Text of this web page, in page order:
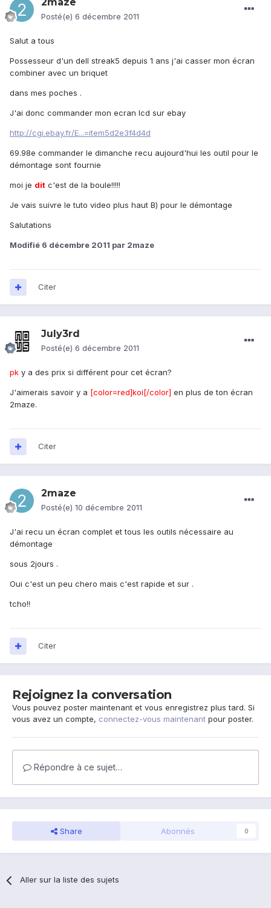
2maze
Posté(e) 6 décembre 2011
Salut a tous
Possesseur d'un dell streak5 depuis 1 ans j'ai casser mon écran
combiner avec un briquet
dans mes poches .
J'ai donc commander mon ecran lcd sur ebay
http://cgi.ebay.fr/E...=item5d2e3f4d4d
69.98e commander le dimanche recu aujourd'hui les outil pour le
démontage sont fournie
moi je dit c'est de la boule!!!!!
Je vais suivre le tuto video plus haut B) pour le démontage
Salutations
Modifié 6 décembre 2011 par 2maze
Citer
July3rd
Posté(e) 6 décembre 2011
pk y a des prix si différent pour cet écran?
J'aimerais savoir y a [color=red]koi[/color] en plus de ton écran
2maze.
Citer
2maze
Posté(e) 10 décembre 2011
J'ai recu un écran complet et tous les outils nécessaire au
démontage
sous 2jours .
Oui c'est un peu chero mais c'est rapide et sur .
tcho!!
Citer
Rejoignez la conversation
Vous pouvez poster maintenant et vous enregistrez plus tard. Si
vous avez un compte, connectez-vous maintenant pour poster.
Répondre à ce sujet…
Share Abonnés 0
Aller sur la liste des sujets